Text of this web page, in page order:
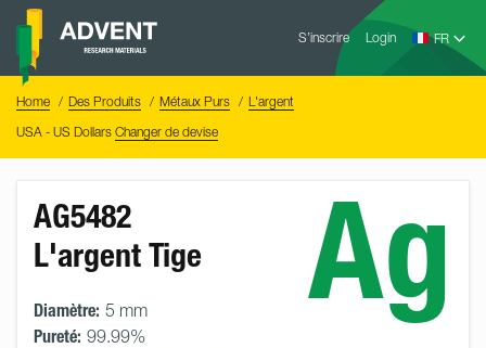
Skip
content
S’inscrire Login
Advent
Home Des Produits Métaux Purs
L'argent
USA - US Dollars Changer de devise
Ag
AG5482
L'argent Tige
Diamètre: 5 mm
Pureté: 99.99%